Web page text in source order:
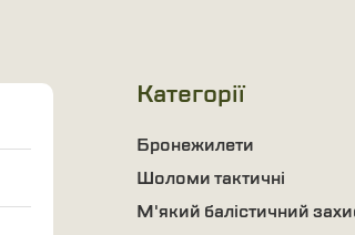
можуть використовуватись
газу, а конструкція
навіть при сильному вітрі.
Категорії
Бронежилети
Шоломи тактичні
М'який балістичний